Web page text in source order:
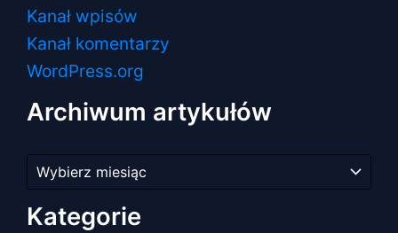
Kanał wpisów
Kanał komentarzy
WordPress.org
Archiwum artykułów
artykułów
Kategorie